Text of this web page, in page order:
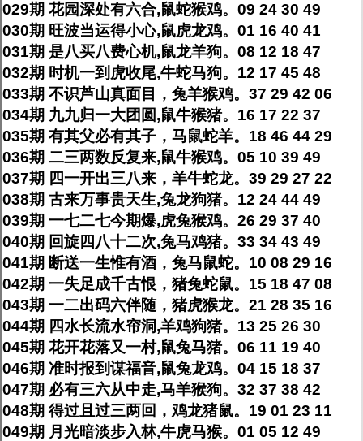
029期 花园深处有六合,鼠蛇猴鸡。09 24 30 49
030期 旺波当运得小心,鼠虎龙鸡。01 16 40 41
031期 是八买八费心机,鼠龙羊狗。08 12 18 47
032期 时机一到虎收尾,牛蛇马狗。12 17 45 48
033期 不识芦山真面目，兔羊猴鸡。37 29 42 06
034期 九九归一大团圆,鼠牛猴猪。16 17 22 37
035期 有其父必有其子，马鼠蛇羊。18 46 44 29
036期 二三两数反复来,鼠牛猴鸡。05 10 39 49
037期 四一开出三八来，羊牛蛇龙。39 29 27 22
038期 古来万事贵天生,兔龙狗猪。12 24 44 49
039期 一七二七今期爆,虎兔猴鸡。26 29 37 40
040期 回旋四八十二次,兔马鸡猪。33 34 43 49
041期 断送一生惟有酒，兔马鼠蛇。10 08 29 16
042期 一失足成千古恨，猪兔蛇鼠。15 18 47 08
043期 一二出码六伴随，猪虎猴龙。21 28 35 16
044期 四水长流水帘洞,羊鸡狗猪。13 25 26 30
045期 花开花落又一村,鼠兔马猪。06 11 19 40
046期 准时报到谋福音,鼠兔龙鸡。04 15 18 37
047期 必有三六从中走,马羊猴狗。32 37 38 42
048期 得过且过三两回，鸡龙猪鼠。19 01 23 11
049期 月光暗淡步入林,牛虎马猴。01 05 12 49